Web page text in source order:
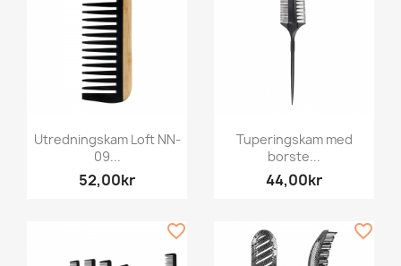
Utredningskam Loft NN-
09...
52,00kr
Tuperingskam med
borste...
44,00kr
favorite_border favorite_border